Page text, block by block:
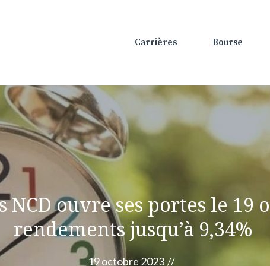
Carrières Bourse
ouvre ses portes le 19
rendements jusqu’à 9,34%
19 octobre 2023 //